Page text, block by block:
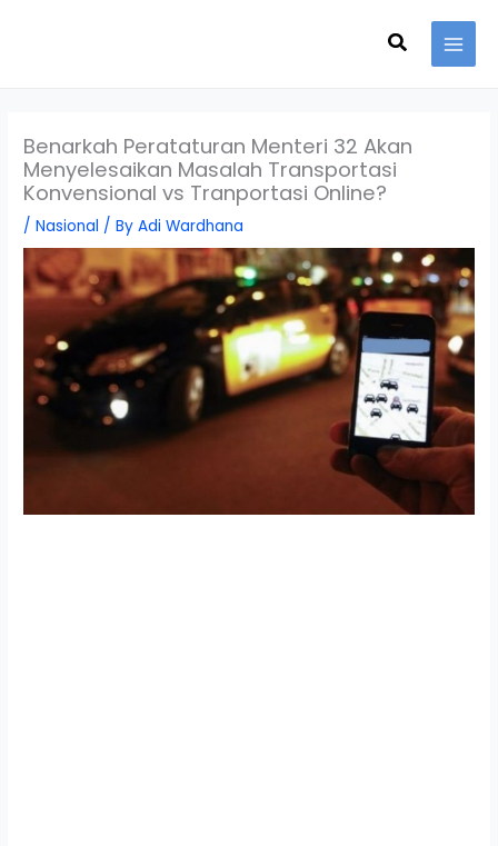
Search
Benarkah Perataturan Menteri 32 Akan
Menyelesaikan Masalah Transportasi
Konvensional vs Tranportasi Online?
/Nasional / ByAdi Wardhana